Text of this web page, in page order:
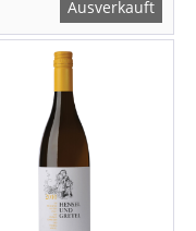
Ausverkauft